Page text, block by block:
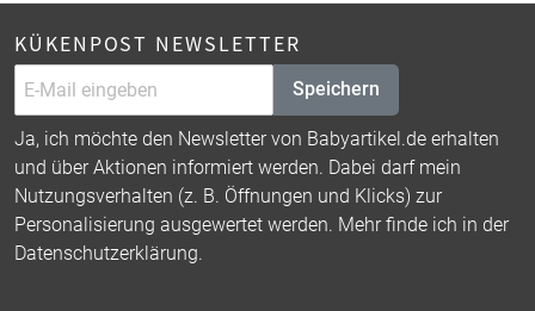
KÜKENPOST NEWSLETTER
Speichern
Ja, ich möchte den Newsletter von Babyartikel.de erhalten
und über Aktionen informiert werden. Dabei darf mein
Nutzungsverhalten (z. B. Öffnungen und Klicks) zur
Personalisierung ausgewertet werden. Mehr finde ich in der
Datenschutzerklärung.